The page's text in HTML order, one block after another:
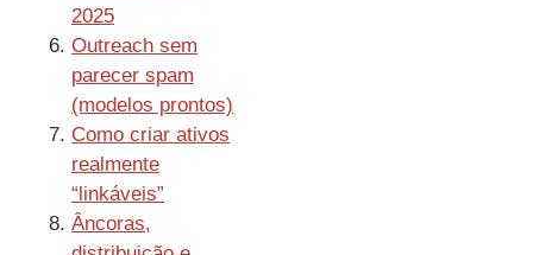
2025
Outreach sem
parecer spam
(modelos prontos)
Como criar ativos
realmente
“linkáveis”
Âncoras,